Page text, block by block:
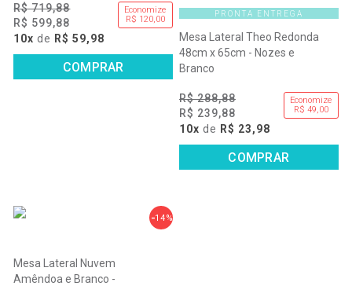
R$ 719,88
R$ 599,88
Economize
R$ 120,00
10x de R$ 59,98
COMPRAR
PRONTA ENTREGA
Mesa Lateral Theo Redonda
48cm x 65cm - Nozes e
Branco
R$ 288,88
R$ 239,88
Economize
R$ 49,00
10x de R$ 23,98
COMPRAR
14%
Mesa Lateral Nuvem
Amêndoa e Branco -